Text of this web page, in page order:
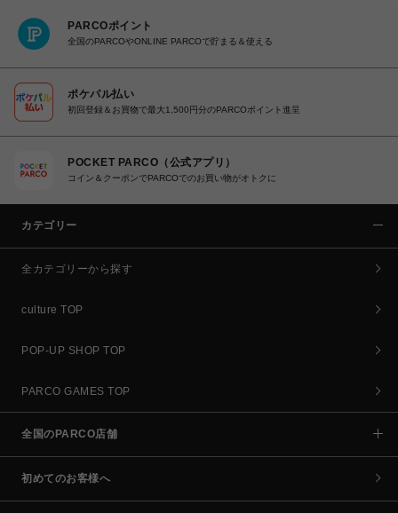
PARCOポイント
全国のPARCOやONLINE PARCOで貯まる＆使える
ポケパル払い
初回登録＆お買物で最大1,500円分のPARCOポイント進呈
POCKET PARCO（公式アプリ）
コイン＆クーポンでPARCOでのお買い物がオトクに
カテゴリー
全カテゴリーから探す
culture TOP
POP-UP SHOP TOP
PARCO GAMES TOP
全国のPARCO店舗
初めてのお客様へ